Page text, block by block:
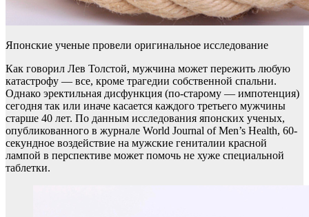
Японские ученые провели оригинальное исследование
Как говорил Лев Толстой, мужчина может пережить любую
катастрофу — все, кроме трагедии собственной спальни.
Однако эректильная дисфункция (по-старому — импотенция)
сегодня так или иначе касается каждого третьего мужчины
старше 40 лет. По данным исследования японских ученых,
опубликованного в журнале World Journal of Men’s Health, 60-
секундное воздействие на мужские гениталии красной
лампой в перспективе может помочь не хуже специальной
таблетки.